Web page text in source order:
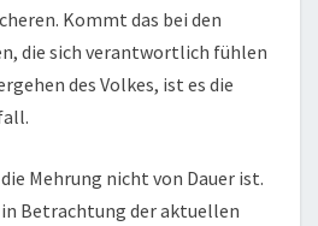
Kommt das bei den
die sich verantwortlich fühlen
des Volkes, ist es die
Mehrung nicht von Dauer ist.
Betrachtung der aktuellen